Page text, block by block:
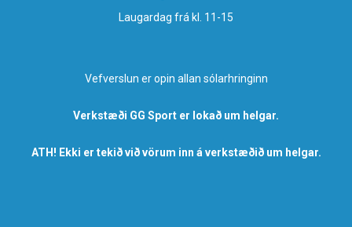
Laugardag frá kl. 11-15
Vefverslun er opin allan sólarhringinn
Verkstæði GG Sport er lokað um helgar.
ATH! Ekki er tekið við vörum inn á verkstæðið um helgar.